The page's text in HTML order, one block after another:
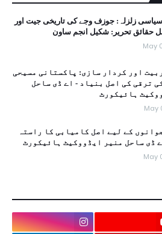
سیاسی زلزلہ: جوزف وجے کی تاریخی جیت اور
حقائق تحریر: شکیل انجم ساون
May
اور کردار سازی: پاکستانی مسیحی
ترقی کی اصل بنیاد - اے ڈی ساحل
ہائیکورٹ
May
کے لیے اصل کامیابی کا راستہ
ڈی ساحل منیر ایڈووکیٹ ہائیکورٹ
May